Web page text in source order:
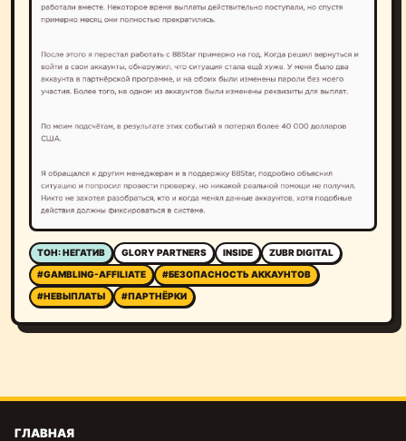
ТОН: НЕГАТИВ GLORY PARTNERS INSIDE
ZUBR DIGITAL
#GAMBLING-AFFILIATE
#БЕЗОПАСНОСТЬ АККАУНТОВ
#НЕВЫПЛАТЫ
#ПАРТНЁРКИ
ГЛАВНАЯ